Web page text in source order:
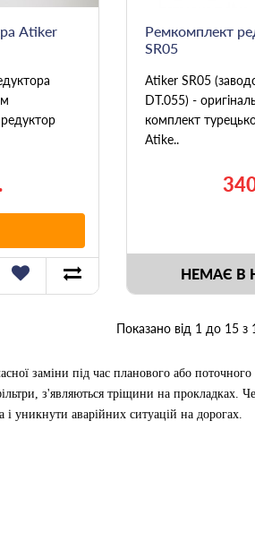
Atiker
Ремкомплект
SR05
Atiker SR05
DT.055) -
комплект
Atike..
НЕМАЄ В
Показано від 1 до 15 з
заміни під час планового або
з'являються тріщини на прокладках.
і уникнути аварійних ситуацій на дорогах.